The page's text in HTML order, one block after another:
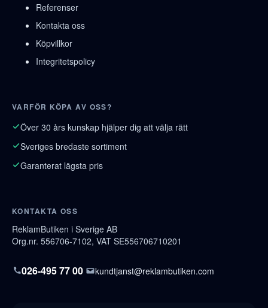
Referenser
Kontakta oss
Köpvillkor
Integritetspolicy
VARFÖR KÖPA AV OSS?
Över 30 års kunskap hjälper dig att välja rätt
Sveriges bredaste sortiment
Garanterat lägsta pris
KONTAKTA OSS
ReklamButiken i Sverige AB
Org.nr. 556706-7102, VAT SE556706710201
026-495 77 00 kundtjanst@reklambutiken.com